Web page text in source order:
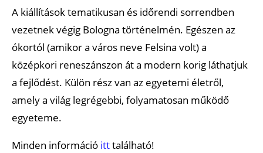
A kiállítások tematikusan és időrendi sorrendben
vezetnek végig Bologna történelmén. Egészen az
ókortól (amikor a város neve Felsina volt) a
középkori reneszánszon át a modern korig láthatjuk
a fejlődést. Külön rész van az egyetemi életről,
amely a világ legrégebbi, folyamatosan működő
egyeteme.
Minden információ itttalálható!